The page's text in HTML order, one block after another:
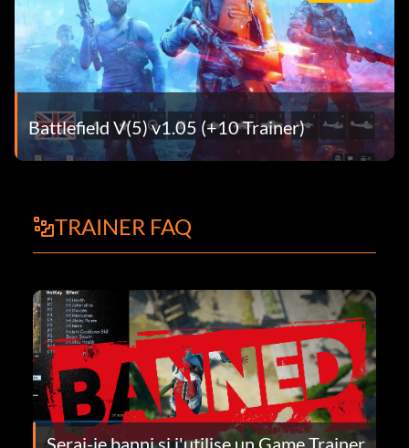
Battlefield V(5) v1.05 (+10 Trainer)
TRAINER FAQ
Serai-je banni si j'utilise un Game Trainer